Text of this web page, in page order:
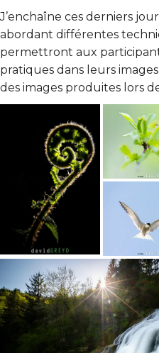
J’enchaîne ces derniers
abordant différentes
permettront aux
pratiques dans leurs
des images produites lors